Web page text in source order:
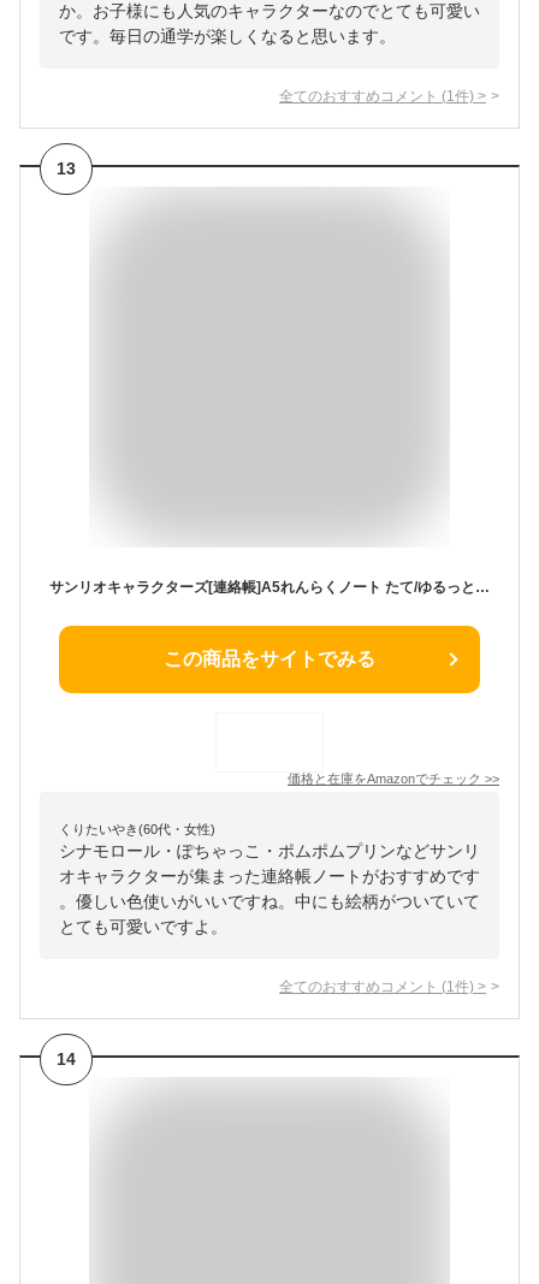
か。お子様にも人気のキャラクターなのでとても可愛い
です。毎日の通学が楽しくなると思います。
全てのおすすめコメント (1 件) >
13
サンリオキャラクターズ[連絡帳]A5れんらくノート たて/ゆるっと 新入学 サンリオ
この商品をサイトでみる
価格と在庫をAmazonでチェック >>
くりたいやき(60代・女性)
シナモロール・ぽちゃっこ・ポムポムプリンなどサンリ
オキャラクターが集まった連絡帳ノートがおすすめです
。優しい色使いがいいですね。中にも絵柄がついていて
とても可愛いですよ。
全てのおすすめコメント (1 件) >
14